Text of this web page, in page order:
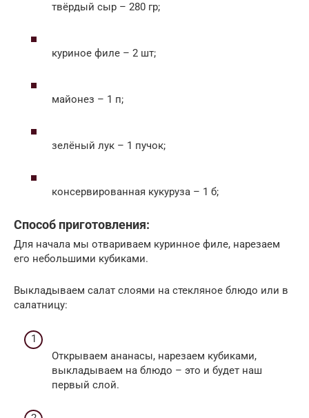
твёрдый сыр – 280 гр;
куриное филе – 2 шт;
майонез – 1 п;
зелёный лук – 1 пучок;
консервированная кукуруза – 1 б;
Способ приготовления:
Для начала мы отвариваем куринное филе, нарезаем
его небольшими кубиками.
Выкладываем салат слоями на стекляное блюдо или в
салатницу:
Открываем ананасы, нарезаем кубиками,
выкладываем на блюдо – это и будет наш
первый слой.